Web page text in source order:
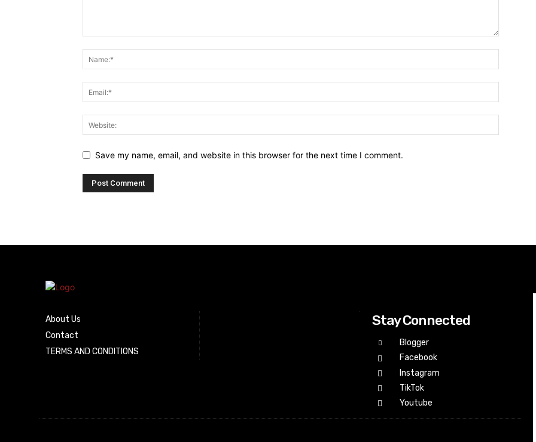
Save my name, email, and website in this browser for the next time I comment.
About Us
Contact
TERMS AND CONDITIONS
Stay Connected
Blogger
Facebook
Instagram
TikTok
Youtube